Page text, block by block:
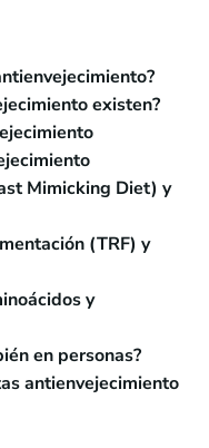
existen?
Mimicking Diet) y
(TRF) y
y
en personas?
antienvejecimiento